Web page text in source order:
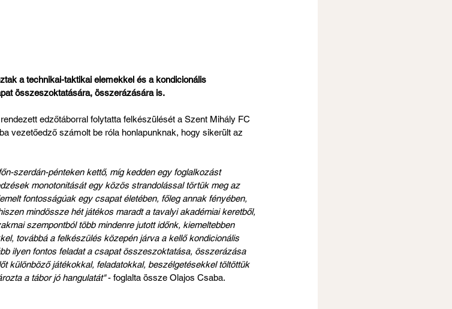
a technikai-taktikai elemekkel és a kondicionális
összeszoktatására, összerázására is.
edzőtáborral folytatta felkészülését a Szent Mihály FC
vezetőedző számolt be róla honlapunknak, hogy sikerült az
szerdán-pénteken kettő, míg kedden egy foglalkozást
monotonitását egy közös strandolással törtük meg az
fontosságúak egy csapat életében, főleg annak fényében,
mindössze hét játékos maradt a tavalyi akadémiai keretből,
szempontból több mindenre jutott időnk, kiemeltebben
továbbá a felkészülés közepén járva a kellő kondicionális
ilyen fontos feladat a csapat összeszoktatása, összerázása
különböző játékokkal, feladatokkal, beszélgetésekkel töltöttük
a tábor jó hangulatát" - foglalta össze Olajos Csaba.